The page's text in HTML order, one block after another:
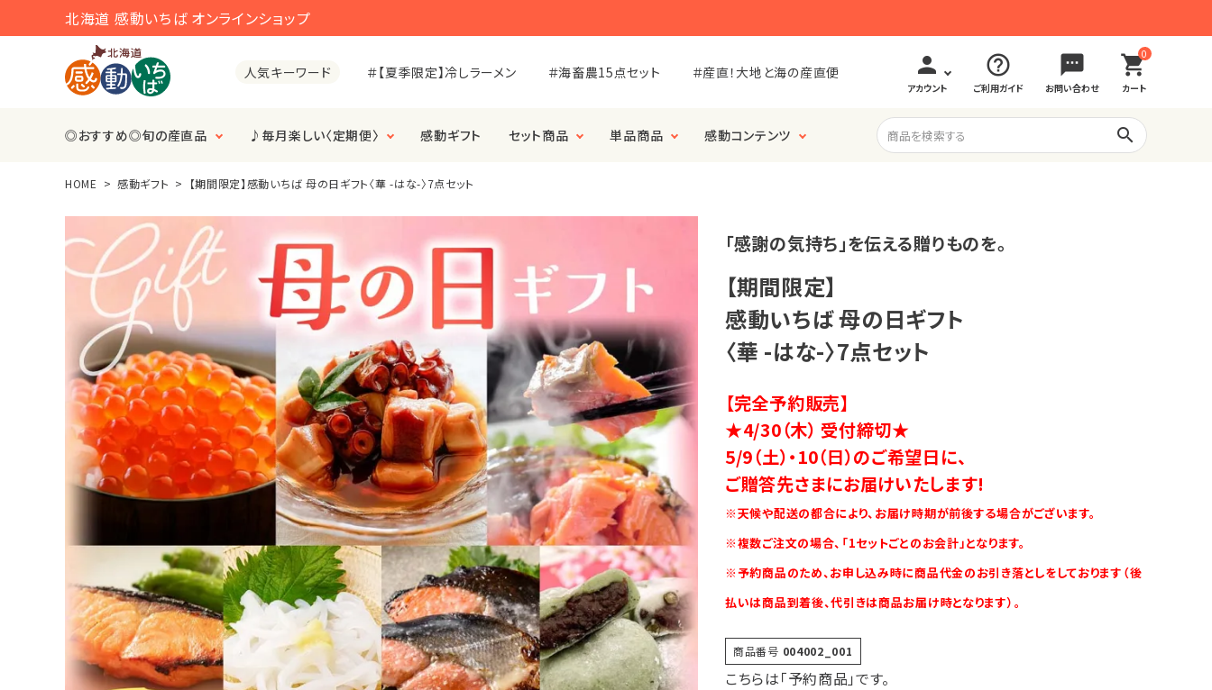
北海道 感動いちば オンラインショップ
人気キーワード ＃【夏季限定】冷しラーメン ＃海畜農15点セット ＃産直！大地と海の産直便 person
アカウント
help_outline
ご利用ガイド
sms
お問い合わせ
0
shopping_cart
カート
◎おすすめ◎旬の産直品 ♪毎月楽しい〈定期便〉 感動ギフト セット商品 単品商品 感動コンテンツ search
ACCOUNT MENU
ようこそ ゲスト 様
person 会員登録
◎おすすめ◎旬の産直品
♪毎月楽しい〈定期便〉
感動いちばのこだわり
カンドーマガジン
HOME 感動ギフト 【期間限定】感動いちば 母の日ギフト〈華 -はな-〉7点セット
「感謝の気持ち」を伝える贈りものを。
【期間限定】
感動いちば 母の日ギフト
〈華 -はな-〉7点セット
【完全予約販売】
★4/30（木） 受付締切★
5/9（土）・10（日）のご希望日に、
ご贈答先さまにお届けいたします!
※天候や配送の都合により、お届け時期が前後する場合がございます。
※複数ご注文の場合、「1セットごとのお会計」となります。
※予約商品のため、お申し込み時に商品代金のお引き落としをしております（後
払いは商品到着後、代引きは商品お届け時となります）。
商品番号 004002_001
こちらは「予約商品」です。